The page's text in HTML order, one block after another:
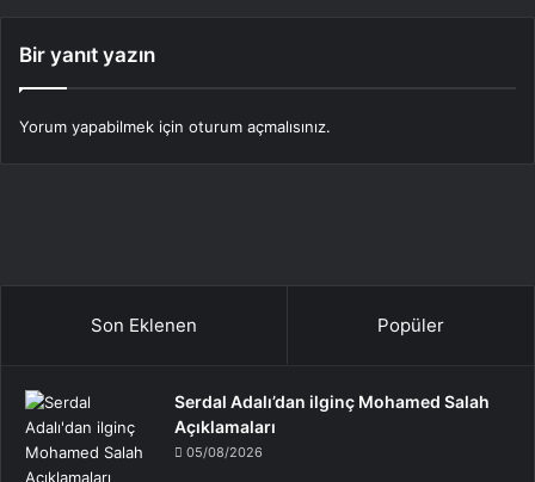
Bir yanıt yazın
Yorum yapabilmek için oturum açmalısınız.
Son Eklenen Popüler
Serdal Adalı’dan ilginç Mohamed Salah
Açıklamaları
05/08/2026